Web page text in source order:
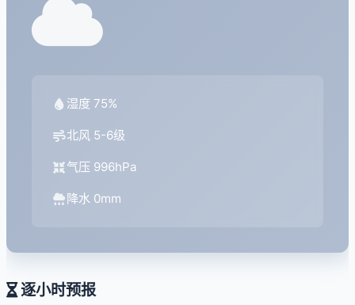
湿度 75%
北风 5-6级
气压 996hPa
降水 0mm
逐小时预报